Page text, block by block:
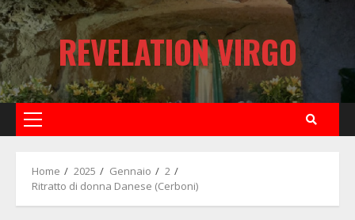
Skip
to
content
REVELATION VIRGO
Primary
Home 2025 Gennaio
2
Ritratto di donna Danese (Cerboni)